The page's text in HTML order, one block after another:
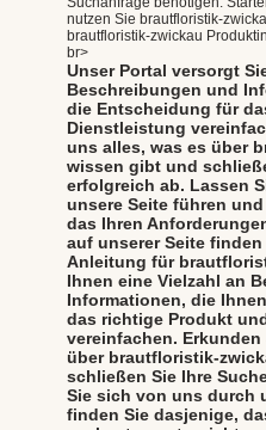
nutzen Sie brautfloristik-
brautfloristik-zwickau
br>
Unser Portal versorgt
Beschreibungen und
die Entscheidung für
Dienstleistung
uns alles, was es über
wissen gibt und
erfolgreich ab. Lassen
unsere Seite führen
das Ihren
auf unserer Seite
Anleitung für
Ihnen eine Vielzahl an
Informationen, die
das richtige Produkt
vereinfachen.
über brautfloristik-
schließen Sie Ihre
Sie sich von uns durch
finden Sie dasjenige,